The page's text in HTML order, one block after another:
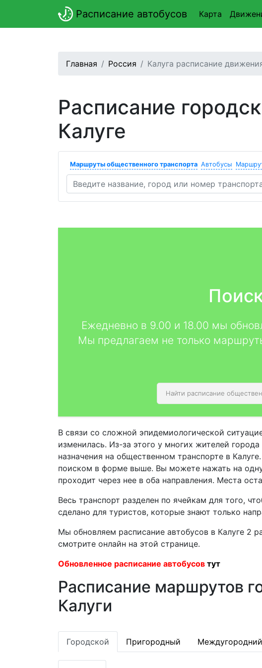
Расписание автобусов Карта
Главная Россия Калуга расписание
Расписание
Калуге
Маршруты общественного транспорта Автобусы
Ежедневно в 9.00 и 18.00 мы
Мы предлагаем не только
В связи со сложной эпидемиологической
изменилась. Из-за этого у многих жителей
назначения на общественном транспорте в
поиском в форме выше. Вы можете нажать на
проходит через нее в оба направления. Места
Весь транспорт разделен по ячейкам для того,
сделано для туристов, которые знают только
Мы обновляем расписание автобусов в Калуге 2
смотрите онлайн на этой странице.
Обновленное расписание автобусов тут
Расписание маршрутов
Калуги
Городской Пригородный Междугородний